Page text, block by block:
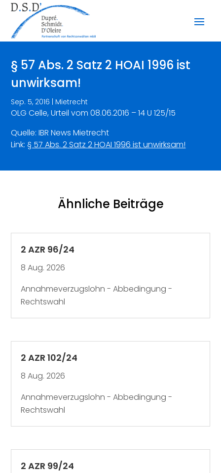
§ 57 Abs. 2 Satz 2 HOAI 1996 ist
unwirksam!
Sep. 5, 2016 | Mietrecht
OLG Celle, Urteil vom 08.06.2016 – 14 U 125/15
Quelle: IBR News Mietrecht
Link:§ 57 Abs. 2 Satz 2 HOAI 1996 ist unwirksam!
Ähnliche Beiträge
2 AZR 96/24
8 Aug. 2026
Annahmeverzugslohn - Abbedingung -
Rechtswahl
2 AZR 102/24
8 Aug. 2026
Annahmeverzugslohn - Abbedingung -
Rechtswahl
2 AZR 99/24